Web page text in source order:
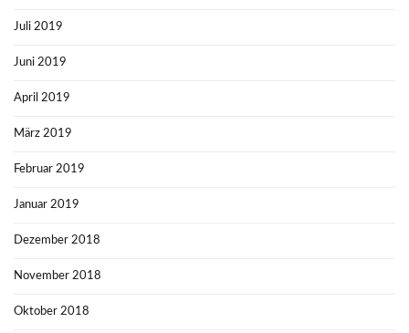
Juli 2019
Juni 2019
April 2019
März 2019
Februar 2019
Januar 2019
Dezember 2018
November 2018
Oktober 2018